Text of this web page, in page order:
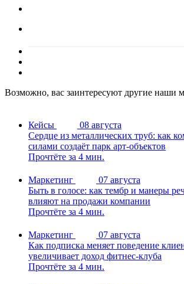
Возможно, вас заинтересуют другие наши
Кейсы
08 августа
Сердце из металлических труб: как
силами создаёт парк арт-объектов
Прочтёте за 4 мин.
Маркетинг
07 августа
Быть в голосе: как тембр и манеры
влияют на продажи компании
Прочтёте за 4 мин.
Маркетинг
07 августа
Как подписка меняет поведение
увеличивает доход фитнес-клуба
Прочтёте за 4 мин.